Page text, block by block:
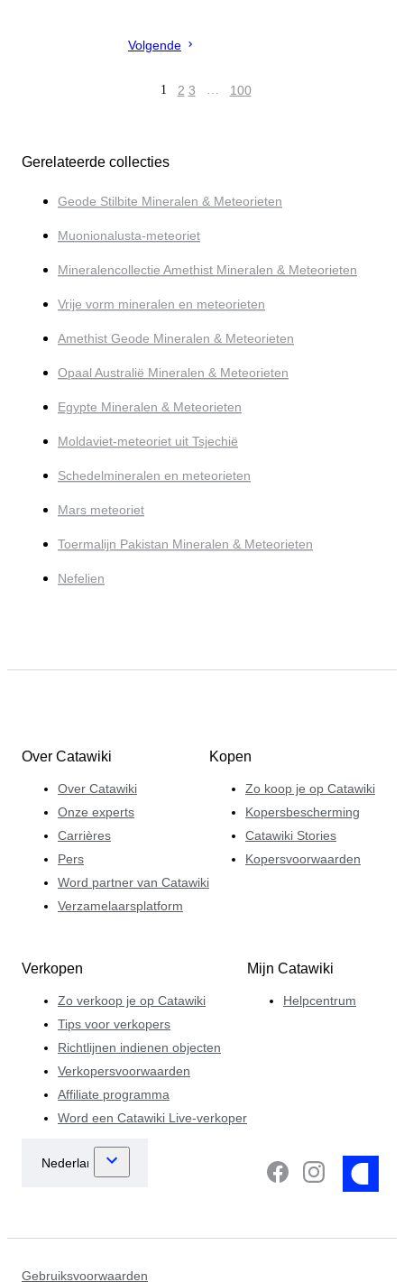
Volgende
1 2 3 … 100
Gerelateerde collecties
Geode Stilbite Mineralen & Meteorieten
Muonionalusta-meteoriet
Mineralencollectie Amethist Mineralen & Meteorieten
Vrije vorm mineralen en meteorieten
Amethist Geode Mineralen & Meteorieten
Opaal Australië Mineralen & Meteorieten
Egypte Mineralen & Meteorieten
Moldaviet-meteoriet uit Tsjechië
Schedelmineralen en meteorieten
Mars meteoriet
Toermalijn Pakistan Mineralen & Meteorieten
Nefelien
Over Catawiki
Over Catawiki
Onze experts
Carrières
Pers
Word partner van Catawiki
Verzamelaarsplatform
Kopen
Zo koop je op Catawiki
Kopersbescherming
Catawiki Stories
Kopersvoorwaarden
Verkopen
Zo verkoop je op Catawiki
Tips voor verkopers
Richtlijnen indienen objecten
Verkopersvoorwaarden
Affiliate programma
Word een Catawiki Live-verkoper
Mijn Catawiki
Helpcentrum
Gebruiksvoorwaarden